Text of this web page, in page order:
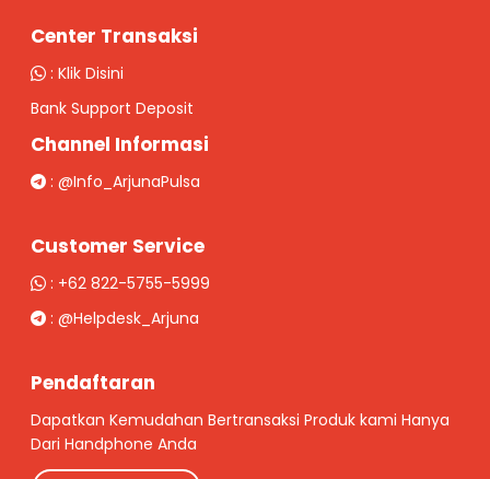
Center Transaksi
: Klik Disini
Bank Support Deposit
Channel Informasi
: @Info_ArjunaPulsa
Customer Service
: +62 822-5755-5999
: @Helpdesk_Arjuna
Pendaftaran
Dapatkan Kemudahan Bertransaksi Produk kami Hanya
Dari Handphone Anda